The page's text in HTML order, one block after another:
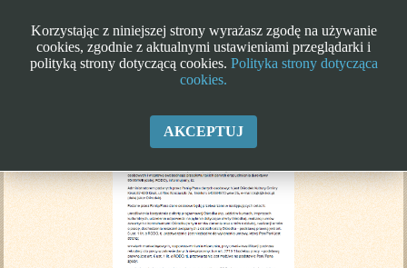
Klauzula informacyjna RODO
Korzystając z niniejszej strony wyrażasz zgodę na używanie
cookies, zgodnie z aktualnymi ustawieniami przeglądarki i
polityką strony dotyczącą cookies. Polityka strony dotycząca
cookies.
AKCEPTUJ